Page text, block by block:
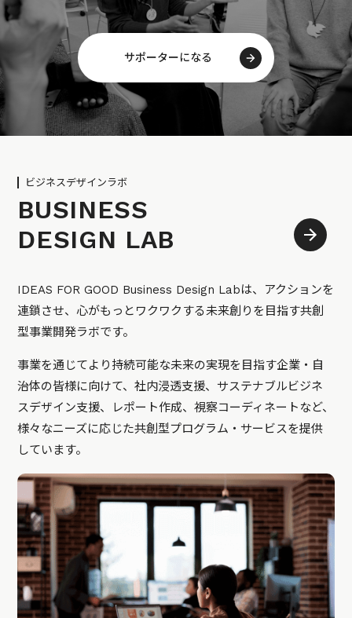
サポーターになる
ビジネスデザインラボ
BUSINESS
DESIGN LAB
IDEAS FOR GOOD Business Design Labは、アクションを
連鎖させ、心がもっとワクワクする未来創りを目指す共創
型事業開発ラボです。
事業を通じてより持続可能な未来の実現を目指す企業・自
治体の皆様に向けて、社内浸透支援、サステナブルビジネ
スデザイン支援、レポート作成、視察コーディネートなど、
様々なニーズに応じた共創型プログラム・サービスを提供
しています。